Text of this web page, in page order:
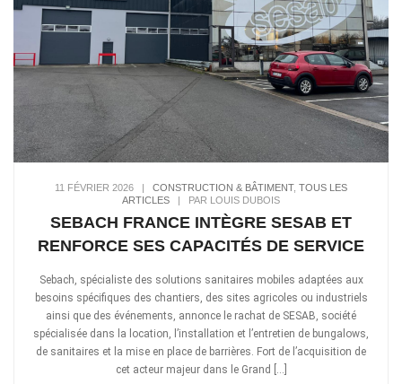
11 FÉVRIER 2026 | CONSTRUCTION & BÂTIMENT, TOUS LES
ARTICLES | PAR LOUIS DUBOIS
SEBACH FRANCE INTÈGRE SESAB ET
RENFORCE SES CAPACITÉS DE SERVICE
Sebach, spécialiste des solutions sanitaires mobiles adaptées aux
besoins spécifiques des chantiers, des sites agricoles ou industriels
ainsi que des événements, annonce le rachat de SESAB, société
spécialisée dans la location, l’installation et l’entretien de bungalows,
de sanitaires et la mise en place de barrières. Fort de l’acquisition de
cet acteur majeur dans le Grand […]